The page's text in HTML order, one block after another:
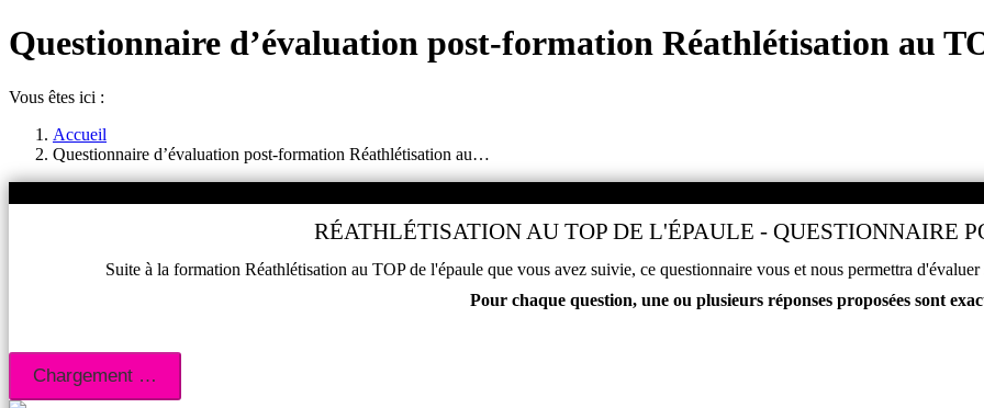
Questionnaire d’évaluation post-formation Réathlétisation au
Vous êtes ici :
Accueil
Questionnaire d’évaluation post-formation Réathlétisation au…
RÉATHLÉTISATION AU TOP DE L'ÉPAULE - QUESTIONNAIRE
Suite à la formation Réathlétisation au TOP de l'épaule que vous avez suivie, ce questionnaire vous et nous permettra
Pour chaque question, une ou plusieurs réponses proposées sont